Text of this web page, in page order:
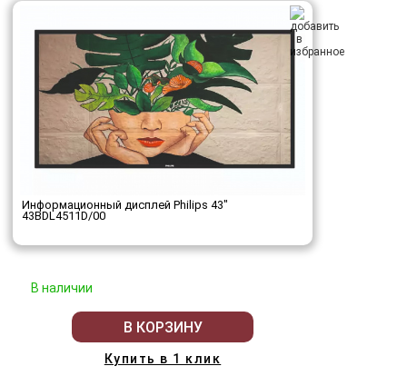
Информационный дисплей Philips 43"
43BDL4511D/00
В наличии
В КОРЗИНУ
Купить в 1 клик